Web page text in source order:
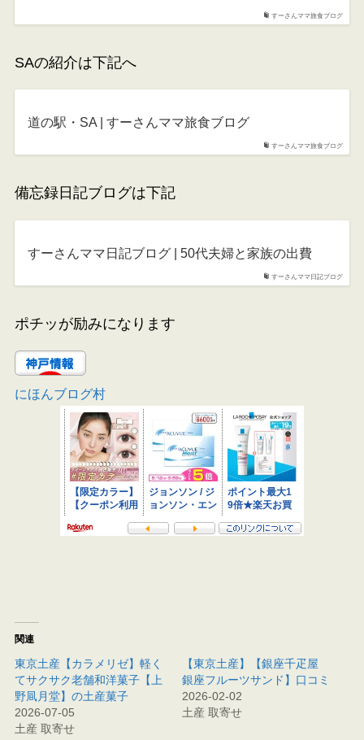
すーさんママ旅食ブログ
SAの紹介は下記へ
すーさんママ旅食ブログ
道の駅・SA | すーさんママ旅食ブログ
備忘録日記ブログは下記
すーさんママ日記ブログ
すーさんママ日記ブログ | 50代夫婦と家族の出費
ポチッが励みになります
にほんブログ村
関連
東京土産【カラメリゼ】軽く
てサクサク老舗和洋菓子【上
野凬月堂】の土産菓子
2026-07-05
土産 取寄せ
【東京土産】【銀座千疋屋
銀座フルーツサンド】口コミ
2026-02-02
土産 取寄せ